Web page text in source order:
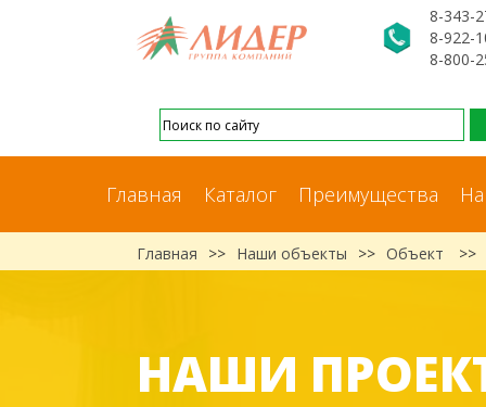
8-343-
8-922-
8-800-
Главная Каталог Преимущества
Главная >> Наши объекты >> Объект >>
НАШИ